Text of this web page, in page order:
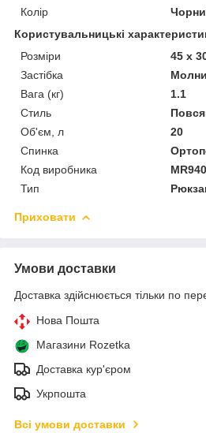
Колір
Користувальницькі
Розміри
45 x
Застібка
Вага (кг)
1.1
Стиль
Об'єм, л
20
Спинка
Код виробника
Тип
Приховати
Умови доставки
Доставка здійснюється тільки по
Нова Пошта
Магазини Rozetka
Доставка кур'єром
Укрпошта
Всі умови доставки